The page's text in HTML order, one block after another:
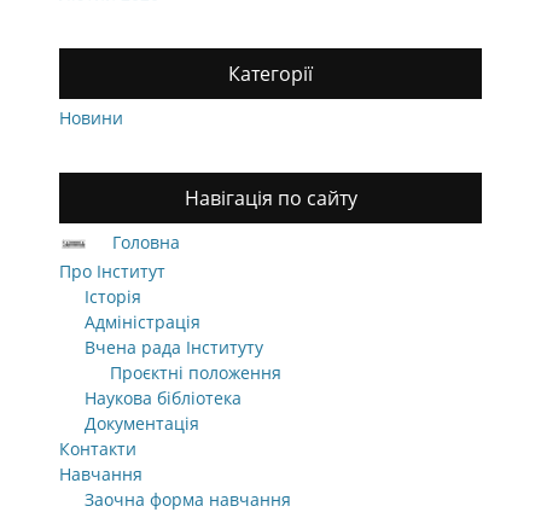
Категорії
Новини
Навігація по сайту
Головна
Про Інститут
Історія
Адміністрація
Вчена рада Інституту
Проєктні положення
Наукова бібліотека
Документація
Контакти
Навчання
Заочна форма навчання